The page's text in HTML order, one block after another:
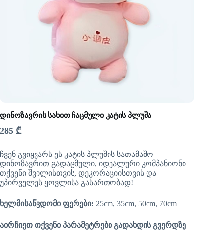
დინოზავრის სახით ჩაცმული კატის პლუშა
285 ₾
ჩვენ გვიყვარს ეს კატის პლუშის სათამაშო
დინოზავრით გადაცმული, იდეალური კომპანიონი
თქვენი შვილისთვის, დეკორაციისთვის და
უპირველეს ყოვლისა გასართობად!
ხელმისაწვდომი ფერები: 25cm, 35cm, 50cm, 70cm
აირჩიეთ თქვენი პარამეტრები გადახდის გვერდზე